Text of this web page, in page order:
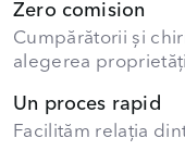
Zero comision
Cumpărătorii și
alegerea
Un proces rapid
Facilităm relația